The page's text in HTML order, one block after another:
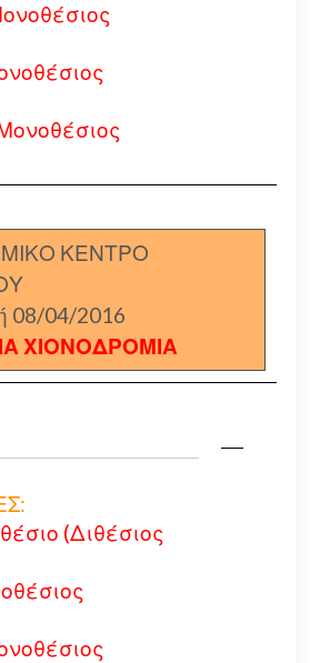
ΚΕΝΤΡΟ
08/04/2016
ΧΙΟΝΟΔΡΟΜΙΑ
(Διθέσιος